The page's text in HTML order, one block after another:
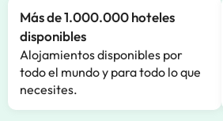
Más de 1.000.000 hoteles
disponibles
Alojamientos disponibles por
todo el mundo y para todo lo que
necesites.